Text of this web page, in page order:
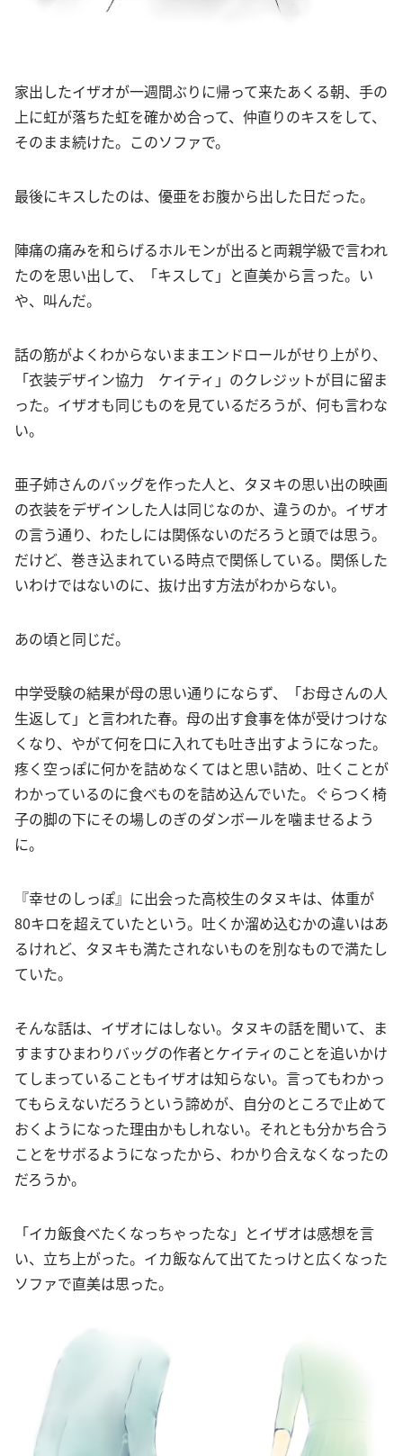
家出したイザオが一週間ぶりに帰って来たあくる朝、手の
上に虹が落ちた虹を確かめ合って、仲直りのキスをして、
そのまま続けた。このソファで。
最後にキスしたのは、優亜をお腹から出した日だった。
陣痛の痛みを和らげるホルモンが出ると両親学級で言われ
たのを思い出して、「キスして」と直美から言った。い
や、叫んだ。
話の筋がよくわからないままエンドロールがせり上がり、
「衣装デザイン協力 ケイティ」のクレジットが目に留ま
った。イザオも同じものを見ているだろうが、何も言わな
い。
亜子姉さんのバッグを作った人と、タヌキの思い出の映画
の衣装をデザインした人は同じなのか、違うのか。イザオ
の言う通り、わたしには関係ないのだろうと頭では思う。
だけど、巻き込まれている時点で関係している。関係した
いわけではないのに、抜け出す方法がわからない。
あの頃と同じだ。
中学受験の結果が母の思い通りにならず、「お母さんの人
生返して」と言われた春。母の出す食事を体が受けつけな
くなり、やがて何を口に入れても吐き出すようになった。
疼く空っぽに何かを詰めなくてはと思い詰め、吐くことが
わかっているのに食べものを詰め込んでいた。ぐらつく椅
子の脚の下にその場しのぎのダンボールを噛ませるよう
に。
『幸せのしっぽ』に出会った高校生のタヌキは、体重が
80キロを超えていたという。吐くか溜め込むかの違いはあ
るけれど、タヌキも満たされないものを別なもので満たし
ていた。
そんな話は、イザオにはしない。タヌキの話を聞いて、ま
すますひまわりバッグの作者とケイティのことを追いかけ
てしまっていることもイザオは知らない。言ってもわかっ
てもらえないだろうという諦めが、自分のところで止めて
おくようになった理由かもしれない。それとも分かち合う
ことをサボるようになったから、わかり合えなくなったの
だろうか。
「イカ飯食べたくなっちゃったな」とイザオは感想を言
い、立ち上がった。イカ飯なんて出てたっけと広くなった
ソファで直美は思った。